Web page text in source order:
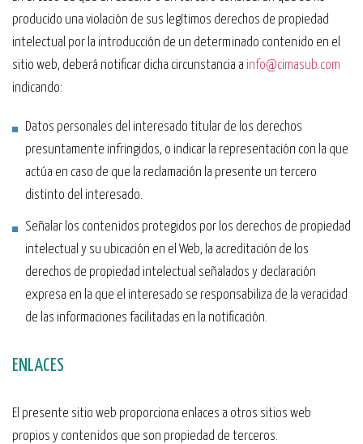
producido una violación de sus legítimos derechos de propiedad
intelectual por la introducción de un determinado contenido en el
sitio web, deberá notificar dicha circunstancia a info@cimasub.com
indicando:
Datos personales del interesado titular de los derechos
presuntamente infringidos, o indicar la representación con la que
actúa en caso de que la reclamación la presente un tercero
distinto del interesado.
Señalar los contenidos protegidos por los derechos de propiedad
intelectual y su ubicación en el Web, la acreditación de los
derechos de propiedad intelectual señalados y declaración
expresa en la que el interesado se responsabiliza de la veracidad
de las informaciones facilitadas en la notificación.
ENLACES
El presente sitio web proporciona enlaces a otros sitios web
propios y contenidos que son propiedad de terceros.